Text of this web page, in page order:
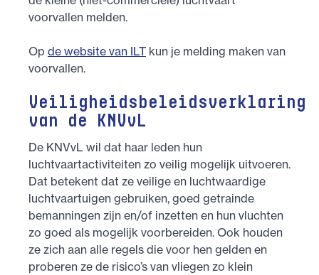
voorvallen melden.
Op de website van ILT kun je melding maken van
voorvallen.
Veiligheidsbeleidsverklaring
van de KNVvL
De KNVvL wil dat haar leden hun
luchtvaartactiviteiten zo veilig mogelijk uitvoeren.
Dat betekent dat ze veilige en luchtwaardige
luchtvaartuigen gebruiken, goed getrainde
bemanningen zijn en/of inzetten en hun vluchten
zo goed als mogelijk voorbereiden. Ook houden
ze zich aan alle regels die voor hen gelden en
proberen ze de risico’s van vliegen zo klein